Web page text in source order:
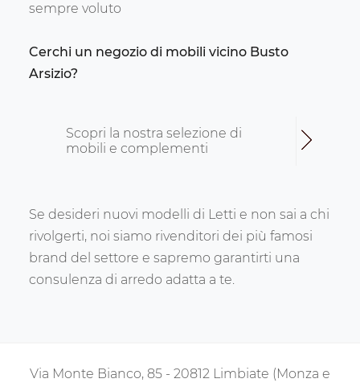
sempre voluto
Cerchi un negozio di mobili vicino Busto
Arsizio?
Scopri la nostra selezione di
mobili e complementi
Se desideri nuovi modelli di Letti e non sai a chi
rivolgerti, noi siamo rivenditori dei più famosi
brand del settore e sapremo garantirti una
consulenza di arredo adatta a te.
Via Monte Bianco, 85 - 20812 Limbiate (Monza e